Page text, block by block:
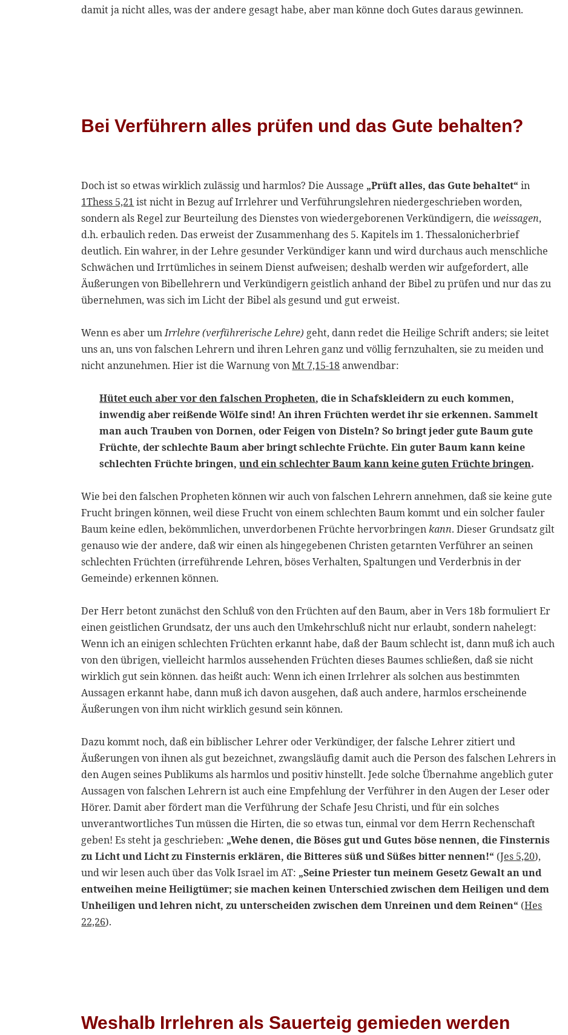
damit ja nicht alles, was der andere gesagt habe, aber man könne doch Gutes daraus gewinnen.
Bei Verführern alles prüfen und das Gute behalten?
Doch ist so etwas wirklich zulässig und harmlos? Die Aussage „Prüft alles, das Gute behaltet“ in
1Thess 5,21 ist nicht in Bezug auf Irrlehrer und Verführungslehren niedergeschrieben worden,
sondern als Regel zur Beurteilung des Dienstes von wiedergeborenen Verkündigern, dieweissagen,
d.h. erbaulich reden. Das erweist der Zusammenhang des 5. Kapitels im 1. Thessalonicherbrief
deutlich. Ein wahrer, in der Lehre gesunder Verkündiger kann und wird durchaus auch menschliche
Schwächen und Irrtümliches in seinem Dienst aufweisen; deshalb werden wir aufgefordert, alle
Äußerungen von Bibellehrern und Verkündigern geistlich anhand der Bibel zu prüfen und nur das zu
übernehmen, was sich im Licht der Bibel als gesund und gut erweist.
Wenn es aber umIrrlehre (verführerische Lehre) geht, dann redet die Heilige Schrift anders; sie leitet
uns an, uns von falschen Lehrern und ihren Lehren ganz und völlig fernzuhalten, sie zu meiden und
nicht anzunehmen. Hier ist die Warnung vonMt 7,15-18anwendbar:
Hütet euch aber vor den falschen Propheten, die in Schafskleidern zu euch kommen,
inwendig aber reißende Wölfe sind! An ihren Früchten werdet ihr sie erkennen. Sammelt
man auch Trauben von Dornen, oder Feigen von Disteln? So bringt jeder gute Baum gute
Früchte, der schlechte Baum aber bringt schlechte Früchte. Ein guter Baum kann keine
schlechten Früchte bringen,und ein schlechter Baum kann keine guten Früchte bringen.
Wie bei den falschen Propheten können wir auch von falschen Lehrern annehmen, daß sie keine gute
Frucht bringen können, weil diese Frucht von einem schlechten Baum kommt und ein solcher fauler
Baum keine edlen, bekömmlichen, unverdorbenen Früchte hervorbringenkann. Dieser Grundsatz gilt
genauso wie der andere, daß wir einen als hingegebenen Christen getarnten Verführer an seinen
schlechten Früchten (irreführende Lehren, böses Verhalten, Spaltungen und Verderbnis in der
Gemeinde) erkennen können.
Der Herr betont zunächst den Schluß von den Früchten auf den Baum, aber in Vers 18b formuliert Er
einen geistlichen Grundsatz, der uns auch den Umkehrschluß nicht nur erlaubt, sondern nahelegt:
Wenn ich an einigen schlechten Früchten erkannt habe, daß der Baum schlecht ist, dann muß ich auch
von den übrigen, vielleicht harmlos aussehenden Früchten dieses Baumes schließen, daß sie nicht
wirklich gut sein können. das heißt auch: Wenn ich einen Irrlehrer als solchen aus bestimmten
Aussagen erkannt habe, dann muß ich davon ausgehen, daß auch andere, harmlos erscheinende
Äußerungen von ihm nicht wirklich gesund sein können.
Dazu kommt noch, daß ein biblischer Lehrer oder Verkündiger, der falsche Lehrer zitiert und
Äußerungen von ihnen als gut bezeichnet, zwangsläufig damit auch die Person des falschen Lehrers in
den Augen seines Publikums als harmlos und positiv hinstellt. Jede solche Übernahme angeblich guter
Aussagen von falschen Lehrern ist auch eine Empfehlung der Verführer in den Augen der Leser oder
Hörer. Damit aber fördert man die Verführung der Schafe Jesu Christi, und für ein solches
unverantwortliches Tun müssen die Hirten, die so etwas tun, einmal vor dem Herrn Rechenschaft
geben! Es steht ja geschrieben: „Wehe denen, die Böses gut und Gutes böse nennen, die Finsternis
zu Licht und Licht zu Finsternis erklären, die Bitteres süß und Süßes bitter nennen!“ (Jes 5,20),
und wir lesen auch über das Volk Israel im AT: „Seine Priester tun meinem Gesetz Gewalt an und
entweihen meine Heiligtümer; sie machen keinen Unterschied zwischen dem Heiligen und dem
Unheiligen und lehren nicht, zu unterscheiden zwischen dem Unreinen und dem Reinen“ (Hes
22,26).
Weshalb Irrlehren als Sauerteig gemieden werden